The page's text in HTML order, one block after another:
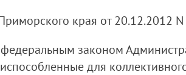
края от 20.12.2012
федеральным законом
для